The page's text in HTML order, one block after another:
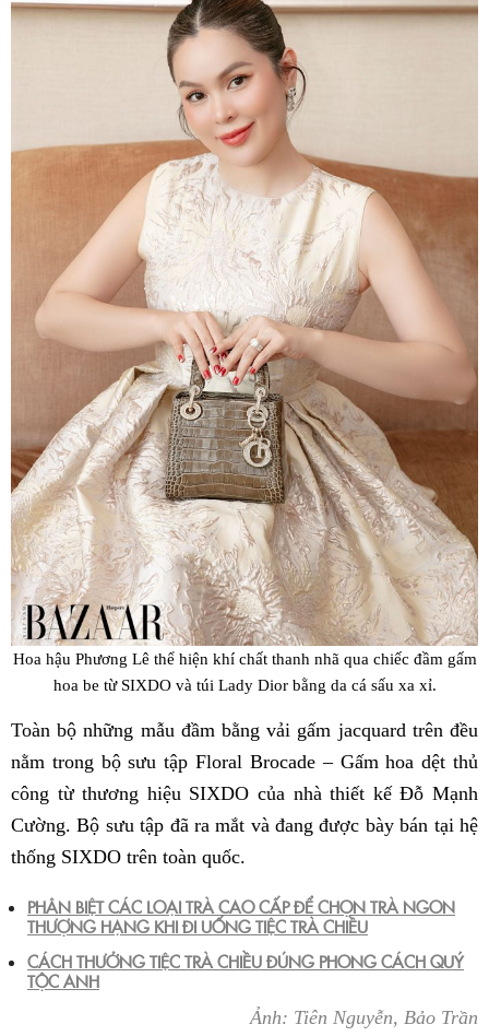
Hoa hậu Phương Lê thể hiện khí chất thanh nhã qua chiếc đầm gấm
hoa be từ SIXDO và túi Lady Dior bằng da cá sấu xa xỉ.
Toàn bộ những mẫu đầm bằng vải gấm jacquard trên đều
nằm trong bộ sưu tập Floral Brocade – Gấm hoa dệt thủ
công từ thương hiệu SIXDO của nhà thiết kế Đỗ Mạnh
Cường. Bộ sưu tập đã ra mắt và đang được bày bán tại hệ
thống SIXDO trên toàn quốc.
PHÂN BIỆT CÁC LOẠI TRÀ CAO CẤP ĐỂ CHỌN TRÀ NGON
THƯỢNG HẠNG KHI ĐI UỐNG TIỆC TRÀ CHIỀU
CÁCH THƯỞNG TIỆC TRÀ CHIỀU ĐÚNG PHONG CÁCH QUÝ
TỘC ANH
Ảnh: Tiên Nguyễn, Bảo Trần